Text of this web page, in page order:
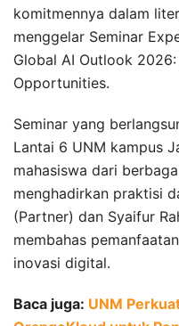
komitmennya dalam
menggelar Seminar
Global AI Outlook 2026:
Opportunities.
Seminar yang
Lantai 6 UNM kampus
mahasiswa dari
menghadirkan praktisi
(Partner) dan Syaifur
membahas
inovasi digital.
Baca juga: UNM